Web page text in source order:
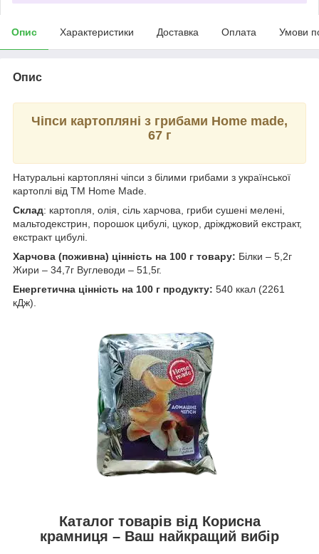
Опис Характеристики Доставка Оплата Умови
Опис
Чіпси картопляні з грибами Home made,
67 г
Натуральні картопляні чіпси з білими грибами з української
картоплі від ТМ Home Made.
Склад: картопля, олія, сіль харчова, гриби сушені мелені,
мальтодекстрин, порошок цибулі, цукор, дріжджовий екстракт,
екстракт цибулі.
Харчова (поживна) цінність на 100 г товару: Білки – 5,2г
Жири – 34,7г Вуглеводи – 51,5г.
Енергетична цінність на 100 г продукту: 540 ккал (2261
кДж).
Каталог товарів від Корисна
крамниця – Ваш найкращий вибір